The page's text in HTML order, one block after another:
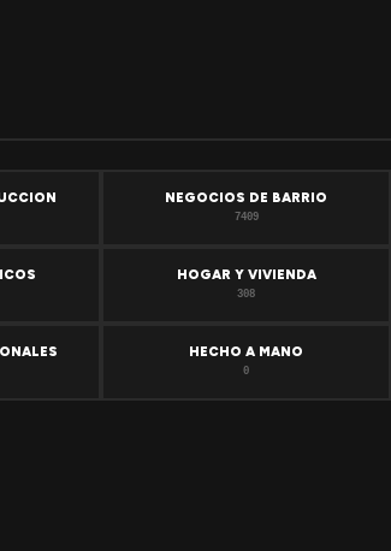
NEGOCIOS DE BARRIO
7409
HOGAR Y VIVIENDA
308
HECHO A MANO
0